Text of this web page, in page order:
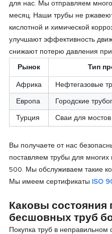
для нас. Мы отправляем
месяц. Наши трубы не
кислотной и химической
улучшают эффективность
снижают потерю давления при
Рынок Тип
Африка Нефтегазовые
Европа Городские
Турция Сваи для мостов
Вы получаете от нас
поставляем трубы для
500. Мы обслуживаем такие
Мы имеем сертификаты ISO
Каковы состояния
бесшовных труб
Покупка труб в неправильном